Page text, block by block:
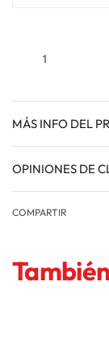
MÁS INFO DEL
OPINIONES DE
COMPARTIR